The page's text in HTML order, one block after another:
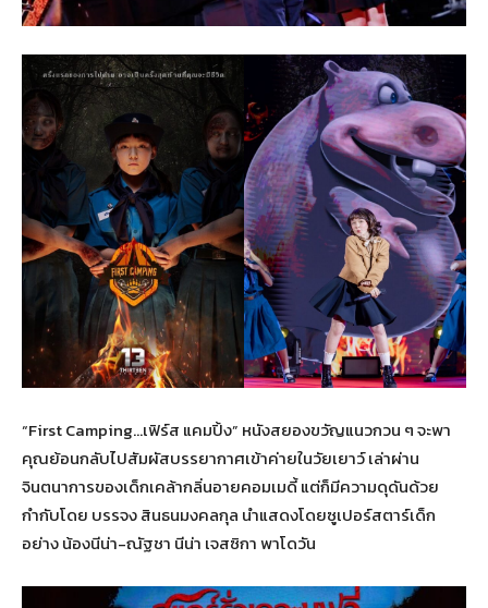
“First Camping…เฟิร์ส แคมปิ้ง” หนังสยองขวัญแนวกวน ๆ จะพา
คุณย้อนกลับไปสัมผัสบรรยากาศเข้าค่ายในวัยเยาว์ เล่าผ่าน
จินตนาการของเด็กเคล้ากลิ่นอายคอมเมดี้ แต่ก็มีความดุดันด้วย
กำกับโดย บรรจง สินธนมงคลกุล นำแสดงโดยซูเปอร์สตาร์เด็ก
อย่าง น้องนีน่า-ณัฐชา นีน่า เจสซิกา พาโดวัน